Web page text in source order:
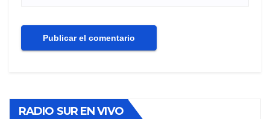
RADIO SUR EN VIVO